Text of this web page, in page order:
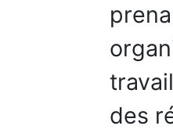
des